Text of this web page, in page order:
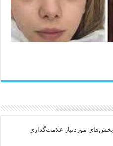
بخش‌های موردنیاز علامت‌گذاری